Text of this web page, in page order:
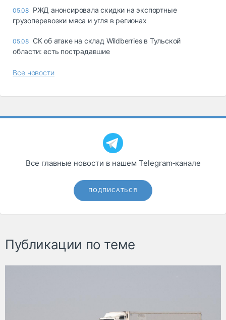
05.08 РЖД анонсировала скидки на экспортные
грузоперевозки мяса и угля в регионах
05.08 СК об атаке на склад Wildberries в Тульской
области: есть пострадавшие
Все новости
Все главные новости в нашем Telegram‑канале
ПОДПИСАТЬСЯ
Публикации по теме